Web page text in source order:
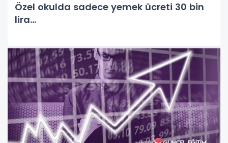
Özel okulda sadece yemek ücreti 30 bin
lira…